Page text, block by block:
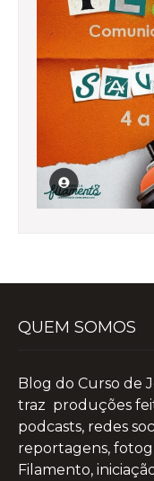
QUEM SOMOS
Blog do Curso de
traz produções
podcasts, redes
reportagens,
Filamento,